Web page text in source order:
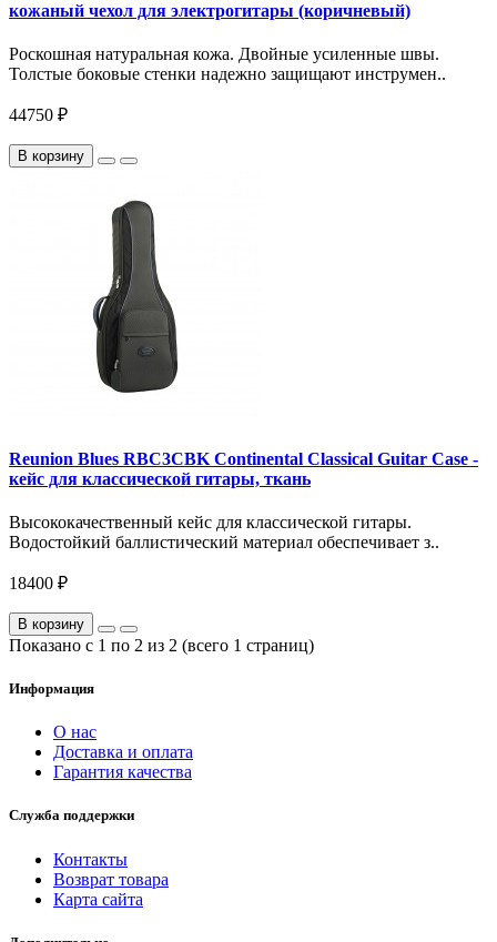
кожаный чехол для электрогитары (коричневый)
Роскошная натуральная кожа. Двойные усиленные швы.
Толстые боковые стенки надежно защищают инструмен..
44750 ₽
В корзину
Reunion Blues RBC3CBK Continental Classical Guitar Case -
кейс для классической гитары, ткань
Высококачественный кейс для классической гитары.
Водостойкий баллистический материал обеспечивает з..
18400 ₽
В корзину
Показано с 1 по 2 из 2 (всего 1 страниц)
Информация
О нас
Доставка и оплата
Гарантия качества
Служба поддержки
Контакты
Возврат товара
Карта сайта